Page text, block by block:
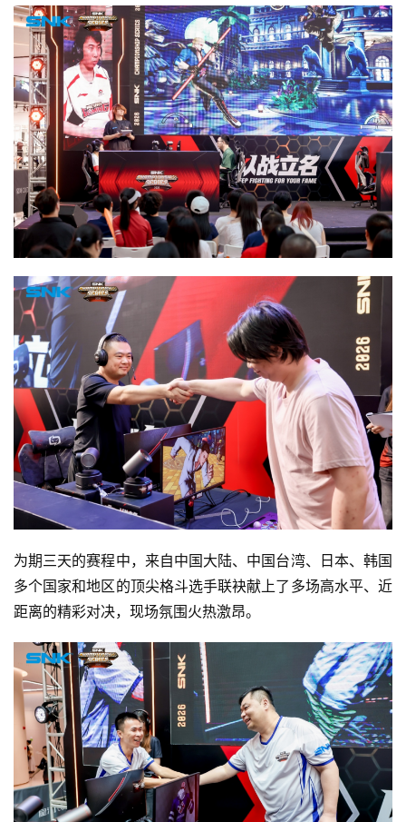
机
游
戏
单
机
游
戏
休
闲
游
戏
2
0
2
5
第
十
三
奖
7
月
3
0
日
游
为期三天的赛程中，来自中国大陆、中国台湾、日本、韩国
多个国家和地区的顶尖格斗选手联袂献上了多场高水平、近
距离的精彩对决，现场氛围火热激昂。